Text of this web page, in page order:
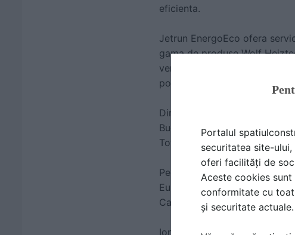
eficienta.
Jetrun EnergoEco ofera
gama de produse Wolf
ventilatie si climatizare in
pompe de caldura
Din 2008, JetrunEnergoEco
Bucuresti, fabrica de
Tower, etc.
Pentru a vă putea oferi o
Europeni sau globali de
Cabero, Mita.
Ionela Truica
Portalul
securitatea site-
oferi facilități de
Aceste cookies
conformitate cu
și securitate actuale.